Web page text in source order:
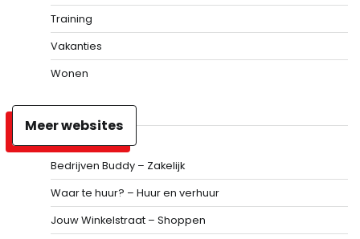
Training
Vakanties
Wonen
Meer websites
Bedrijven Buddy – Zakelijk
Waar te huur? – Huur en verhuur
Jouw Winkelstraat – Shoppen